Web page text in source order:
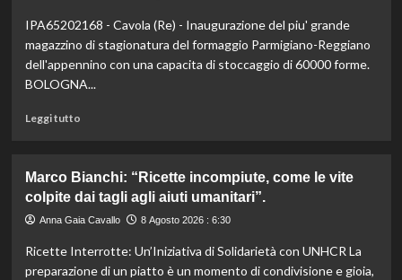
24,4
milioni
per
il
IPA65202168 - Cavola (Re) - Inaugurazione del piu' grande
magazzino di stagionatura del formaggio Parmigiano-Reggiano
dell'appennino con una capacita di stoccaggio di 60000 forme.
BOLOGNA...
Leggi tuttoLeggi
Emilia-
Romagna
investe
milioni
per
Marco Bianchi: “Ricette incompiute, come le vite
colpite dai tagli agli aiuti umanitari”.
Anna Gaia Cavallo 8 Agosto 2026 : 6:30
Ricette Interrotte: Un’Iniziativa di Solidarietà con UNHCR La
preparazione di un piatto è un momento di condivisione e gioia,